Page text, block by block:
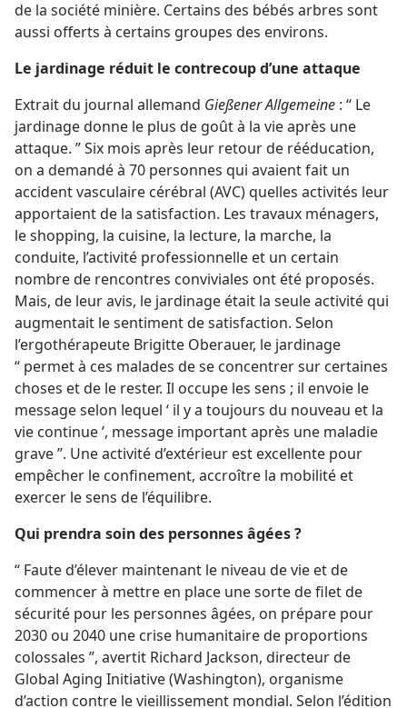
de la société minière. Certains des bébés arbres sont
aussi offerts à certains groupes des environs.
Le jardinage réduit le contrecoup d’une attaque
Extrait du journal allemand Gießener Allgemeine : “ Le
jardinage donne le plus de goût à la vie après une
attaque. ” Six mois après leur retour de rééducation,
on a demandé à 70 personnes qui avaient fait un
accident vasculaire cérébral (AVC) quelles activités leur
apportaient de la satisfaction. Les travaux ménagers,
le shopping, la cuisine, la lecture, la marche, la
conduite, l’activité professionnelle et un certain
nombre de rencontres conviviales ont été proposés.
Mais, de leur avis, le jardinage était la seule activité qui
augmentait le sentiment de satisfaction. Selon
l’ergothérapeute Brigitte Oberauer, le jardinage
“ permet à ces malades de se concentrer sur certaines
choses et de le rester. Il occupe les sens ; il envoie le
message selon lequel ‘ il y a toujours du nouveau et la
vie continue ’, message important après une maladie
grave ”. Une activité d’extérieur est excellente pour
empêcher le confinement, accroître la mobilité et
exercer le sens de l’équilibre.
Qui prendra soin des personnes âgées ?
“ Faute d’élever maintenant le niveau de vie et de
commencer à mettre en place une sorte de filet de
sécurité pour les personnes âgées, on prépare pour
2030 ou 2040 une crise humanitaire de proportions
colossales ”, avertit Richard Jackson, directeur de
Global Aging Initiative (Washington), organisme
d’action contre le vieillissement mondial. Selon l’édition